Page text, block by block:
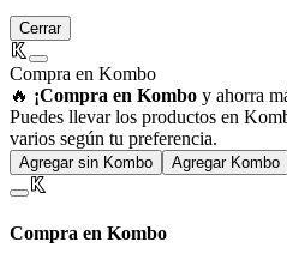
Cerrar
Compra en Kombo
🔥 ¡Compra en Kombo y ahorra
Puedes llevar los productos en
varios según tu preferencia.
Agregar sin Kombo Agregar Kombo
Compra en Kombo